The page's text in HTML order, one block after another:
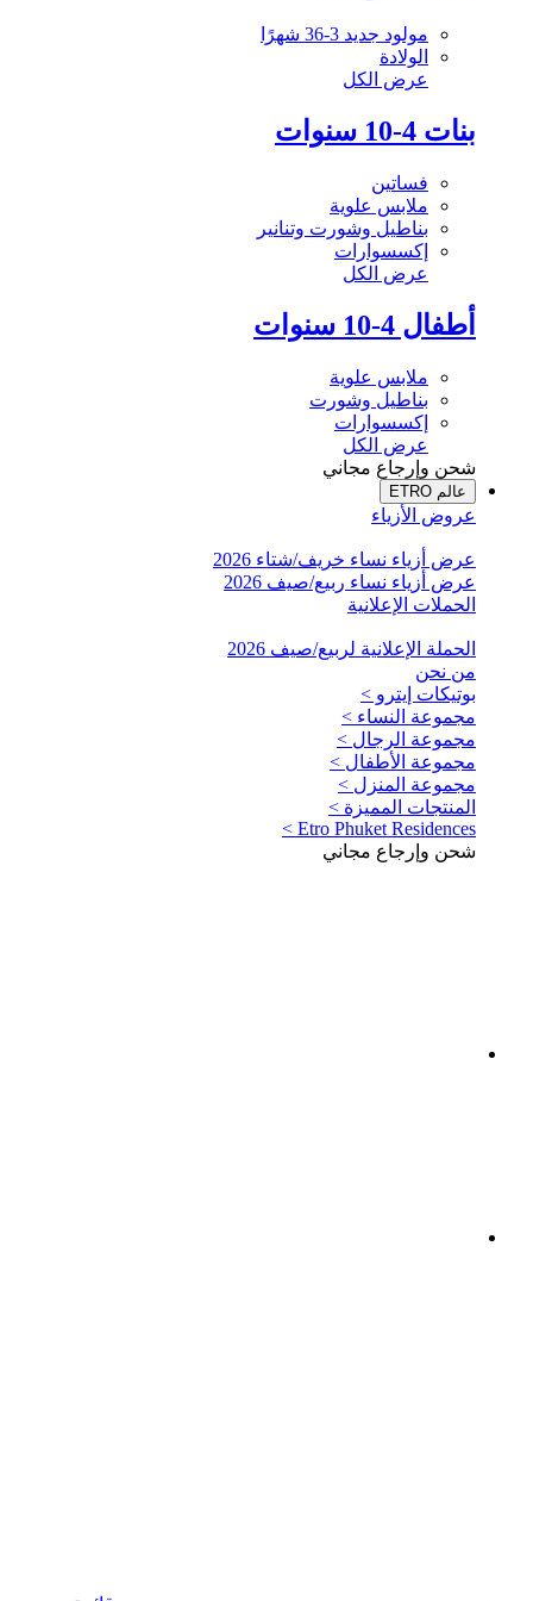
مولود جديد 3-36 شهرًا
الولادة
عرض الكل
بنات 4-10 سنوات
فساتين
ملابس علوية
بناطيل وشورت وتنانير
إكسسوارات
عرض الكل
أطفال 4-10 سنوات
ملابس علوية
بناطيل وشورت
إكسسوارات
عرض الكل
شحن وإرجاع مجاني
عالم ETRO
عروض الأزياء
عرض أزياء نساء خريف/شتاء 2026
عرض أزياء نساء ربيع/صيف 2026
الحملات الإعلانية
الحملة الإعلانية لربيع/صيف 2026
من نحن
بوتيكات إيترو >
مجموعة النساء >
مجموعة الرجال >
مجموعة الأطفال >
مجموعة المنزل >
المنتجات المميزة >
Etro Phuket Residences >
شحن وإرجاع مجاني